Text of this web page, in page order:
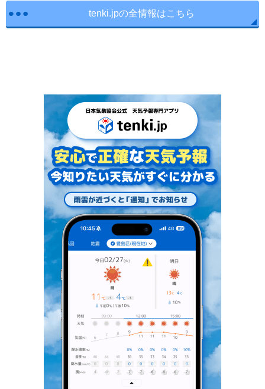
tenki.jpの全情報はこちら